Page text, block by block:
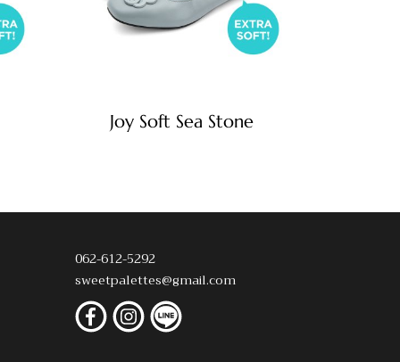
Joy Soft Sea Stone
062-612-5292
sweetpalettes@gmail.com